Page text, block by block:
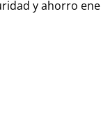
y ahorro